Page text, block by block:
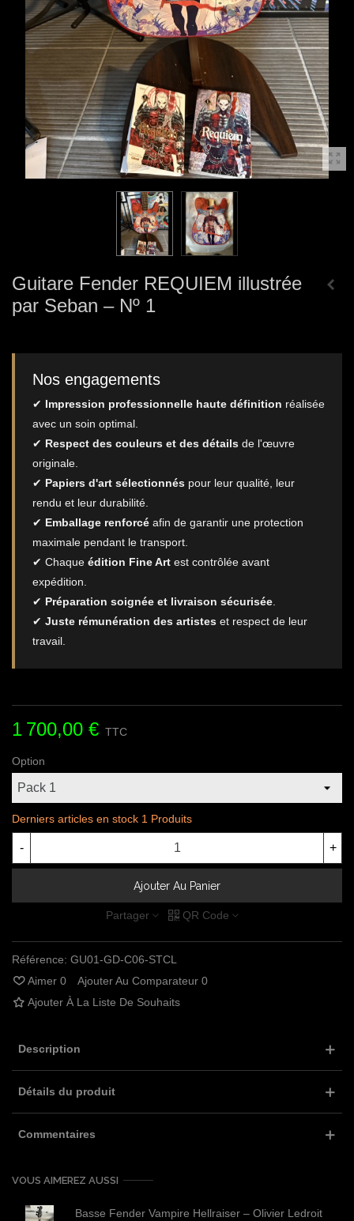
Guitare Fender REQUIEM illustrée
par Seban – Nº 1
Nos engagements
✔ Impression professionnelle haute définition réalisée
avec un soin optimal.
✔ Respect des couleurs et des détails de l'œuvre
originale.
✔ Papiers d'art sélectionnés pour leur qualité, leur
rendu et leur durabilité.
✔ Emballage renforcé afin de garantir une protection
maximale pendant le transport.
✔ Chaque édition Fine Art est contrôlée avant
expédition.
✔ Préparation soignée et livraison sécurisée
✔ Juste rémunération des artistes et respect de leur
travail.
1 700,00 € TTC
Option
Derniers articles en stock 1 Produits
- +
Ajouter Au Panier
Partager QR Code
Référence: GU01-GD-C06-STCL
Aimer 0 Ajouter Au Comparateur 0
Ajouter À La Liste De Souhaits
Description
Détails du produit
Commentaires
VOUS AIMEREZ AUSSI
Basse Fender Vampire Hellraiser – Olivier Ledroit